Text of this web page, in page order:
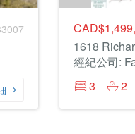
1618
經紀公司:
3
2